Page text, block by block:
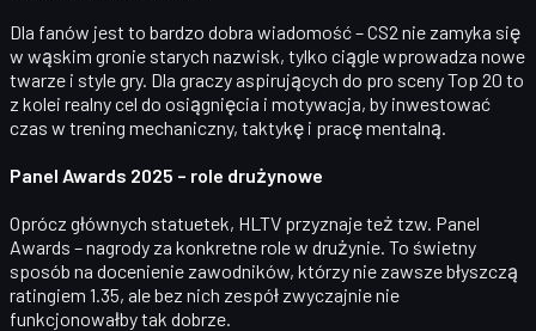
Dla fanów jest to bardzo dobra wiadomość – CS2 nie zamyka się
w wąskim gronie starych nazwisk, tylko ciągle wprowadza nowe
twarze i style gry. Dla graczy aspirujących do pro sceny Top 20 to
z kolei realnycel do osiągnięcia i motywacja, by inwestować
czas w trening mechaniczny, taktykę i pracę mentalną.
Panel Awards 2025 – role drużynowe
Oprócz głównych statuetek, HLTV przyznaje też tzw. Panel
Awards – nagrody za konkretne role w drużynie. To świetny
sposób na docenienie zawodników, którzy nie zawsze błyszczą
ratingiem 1.35, ale bez nich zespół zwyczajnie nie
funkcjonowałby tak dobrze.